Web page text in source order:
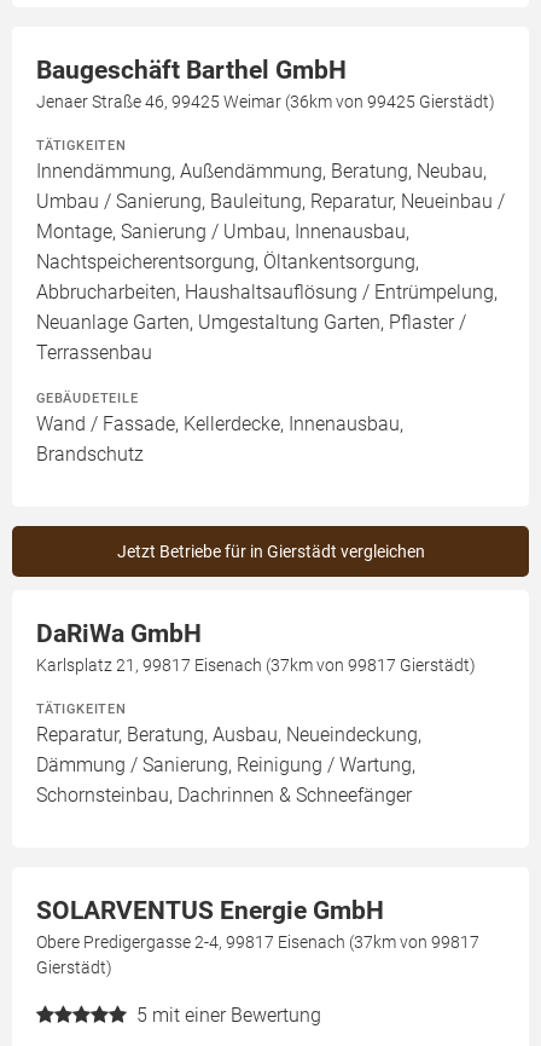
Baugeschäft Barthel GmbH
Jenaer Straße 46, 99425 Weimar (36km von 99425 Gierstädt)
TÄTIGKEITEN
Innendämmung, Außendämmung, Beratung, Neubau,
Umbau / Sanierung, Bauleitung, Reparatur, Neueinbau /
Montage, Sanierung / Umbau, Innenausbau,
Nachtspeicherentsorgung, Öltankentsorgung,
Abbrucharbeiten, Haushaltsauflösung / Entrümpelung,
Neuanlage Garten, Umgestaltung Garten, Pflaster /
Terrassenbau
GEBÄUDETEILE
Wand / Fassade, Kellerdecke, Innenausbau,
Brandschutz
Jetzt Betriebe für in Gierstädt vergleichen
DaRiWa GmbH
Karlsplatz 21, 99817 Eisenach (37km von 99817 Gierstädt)
TÄTIGKEITEN
Reparatur, Beratung, Ausbau, Neueindeckung,
Dämmung / Sanierung, Reinigung / Wartung,
Schornsteinbau, Dachrinnen & Schneefänger
SOLARVENTUS Energie GmbH
Obere Predigergasse 2-4, 99817 Eisenach (37km von 99817
Gierstädt)
5 mit einer Bewertung